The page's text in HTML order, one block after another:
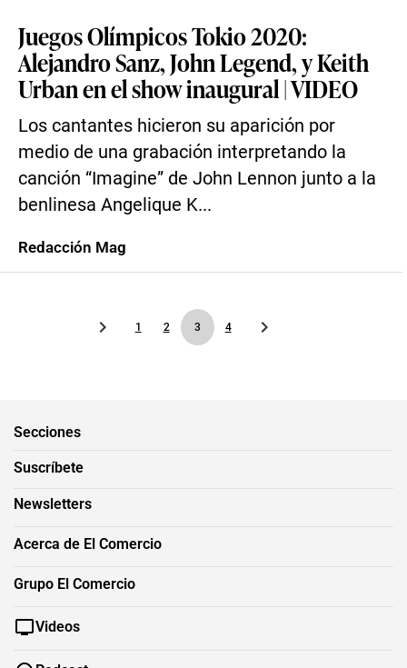
Juegos Olímpicos Tokio 2020:
Alejandro Sanz, John Legend, y Keith
Urban en el show inaugural | VIDEO
Los cantantes hicieron su aparición por
medio de una grabación interpretando la
canción “Imagine” de John Lennon junto a la
benlinesa Angelique K...
Redacción Mag
1 2 3 4
Secciones
Suscríbete
Newsletters
Acerca de El Comercio
Grupo El Comercio
Videos